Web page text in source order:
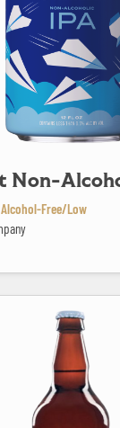
Non-
Free/Low